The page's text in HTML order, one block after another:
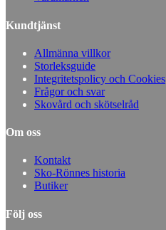
Kundtjänst
Allmänna villkor
Storleksguide
Integritetspolicy och Cookies
Frågor och svar
Skovård och skötselråd
Om oss
Kontakt
Sko-Rönnes historia
Butiker
Följ oss